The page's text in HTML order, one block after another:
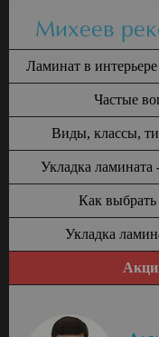
Михеев
Ламинат в
Частые
Виды, классы,
Укладка ламината
Как
Укладка